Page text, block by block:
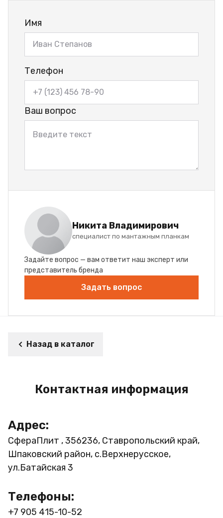
Имя
Телефон
Ваш вопрос
Никита Владимирович
специалист по мантажным планкам
Задайте вопрос — вам ответит наш эксперт или
представитель бренда
Задать вопрос
Назад в каталог
Контактная информация
Адрес:
СфераПлит , 356236, Ставропольский край,
Шпаковский район, с.Верхнерусское,
ул.Батайская 3
Телефоны:
+7 905 415-10-52